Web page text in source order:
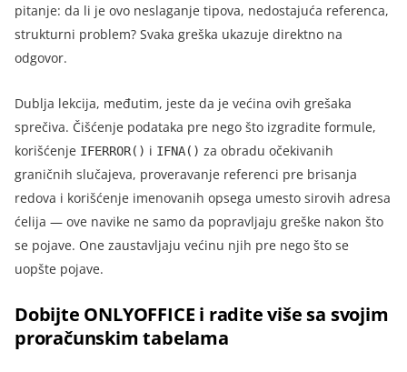
pitanje: da li je ovo neslaganje tipova, nedostajuća referenca,
strukturni problem? Svaka greška ukazuje direktno na
odgovor.
Dublja lekcija, međutim, jeste da je većina ovih grešaka
sprečiva. Čišćenje podataka pre nego što izgradite formule,
korišćenje IFERROR() i IFNA() za obradu očekivanih
graničnih slučajeva, proveravanje referenci pre brisanja
redova i korišćenje imenovanih opsega umesto sirovih adresa
ćelija — ove navike ne samo da popravljaju greške nakon što
se pojave. One zaustavljaju većinu njih pre nego što se
uopšte pojave.
Dobijte ONLYOFFICE i radite više sa svojim
proračunskim tabelama